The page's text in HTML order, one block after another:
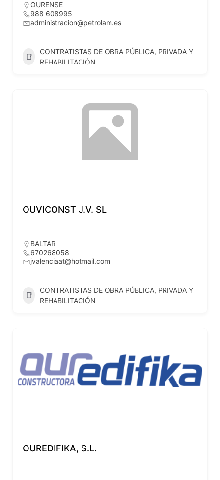
OURENSE
988 608995
administracion@petrolam.es
CONTRATISTAS DE OBRA PÚBLICA, PRIVADA Y
REHABILITACIÓN
OUVICONST J.V. SL
BALTAR
670268058
jvalenciaat@hotmail.com
CONTRATISTAS DE OBRA PÚBLICA, PRIVADA Y
REHABILITACIÓN
OUREDIFIKA, S.L.